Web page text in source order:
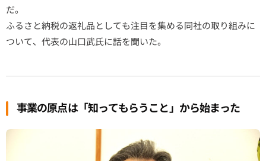
だ。
ふるさと納税の返礼品としても注目を集める同社の取り組みに
ついて、代表の山口武氏に話を聞いた。
事業の原点は「知ってもらうこと」から始まった